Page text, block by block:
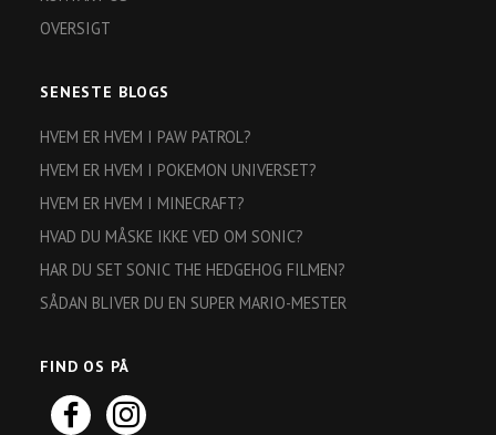
OVERSIGT
SENESTE BLOGS
HVEM ER HVEM I PAW PATROL?
HVEM ER HVEM I POKEMON UNIVERSET?
HVEM ER HVEM I MINECRAFT?
HVAD DU MÅSKE IKKE VED OM SONIC?
HAR DU SET SONIC THE HEDGEHOG FILMEN?
SÅDAN BLIVER DU EN SUPER MARIO-MESTER
FIND OS PÅ